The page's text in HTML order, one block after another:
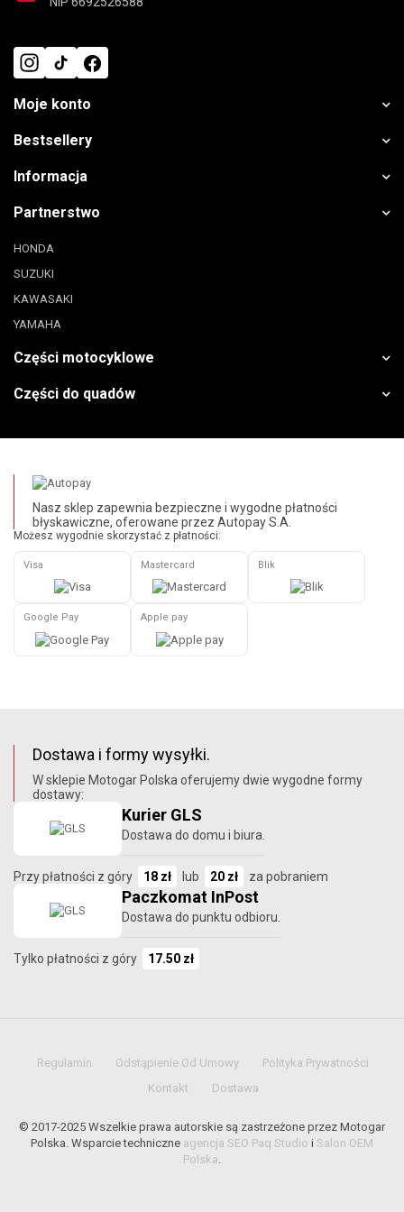
Moje konto
Bestsellery
Informacja
Partnerstwo
HONDA
SUZUKI
KAWASAKI
YAMAHA
Części motocyklowe
Części do quadów
Nasz sklep zapewnia bezpieczne i wygodne płatności
błyskawiczne, oferowane przez Autopay S.A.
Możesz wygodnie skorzystać z płatności:
Visa Mastercard Blik
Google Pay Apple pay
Dostawa i formy wysyłki.
W sklepie Motogar Polska oferujemy dwie wygodne formy
dostawy:
Kurier GLS
Dostawa do domu i biura.
Przy płatności z góry 18 zł lub 20 zł za pobraniem
Paczkomat InPost
Dostawa do punktu odbioru.
Tylko płatności z góry 17.50 zł
Regulamin Odstąpienie Od Umowy
Polityka Prywatności
Kontakt
Dostawa
© 2017-2025 Wszelkie prawa autorskie są zastrzeżone przez Motogar
Polska. Wsparcie techniczne agencja SEO Paq Studio i Salon OEM
Polska